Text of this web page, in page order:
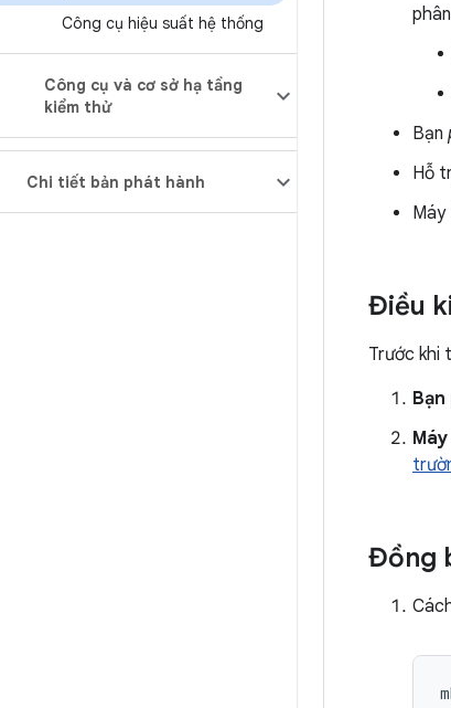
Công cụ hiệu suất hệ thống
Công cụ và cơ sở hạ tầng
kiểm thử
Chi tiết bản phát hành
Bạn
Hỗ
Điều
Trước khi
Bạn
Đồng